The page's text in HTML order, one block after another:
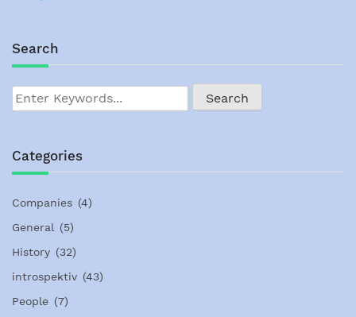
Search
Categories
Companies (4)
General (5)
History (32)
introspektiv (43)
People (7)